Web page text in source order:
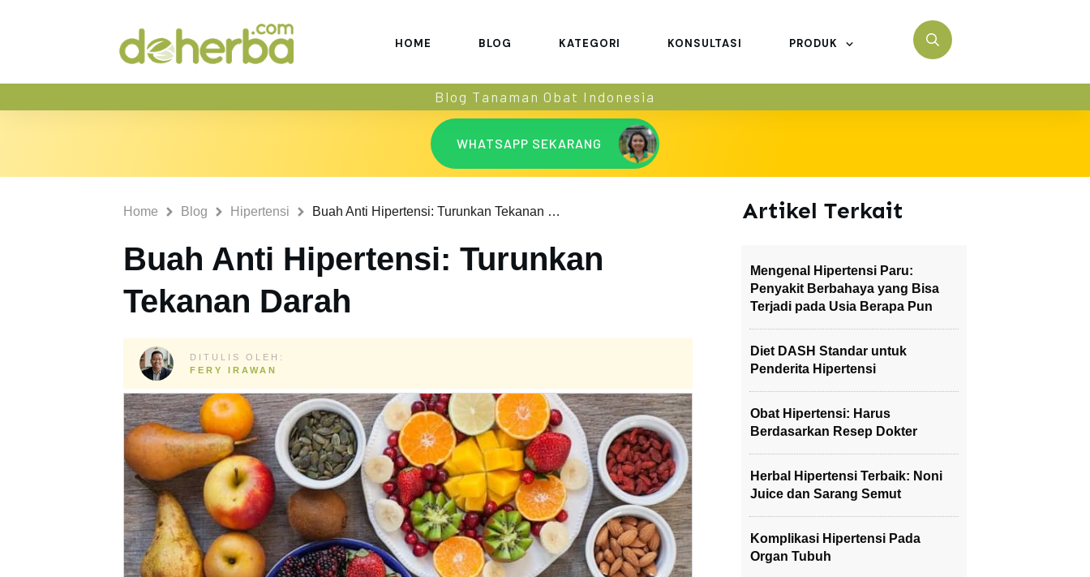
HOME BLOG KATEGORI KONSULTASI PRODUK
Blog Tanaman Obat Indonesia
WHATSAPP SEKARANG
Home Blog Hipertensi Buah Anti Hipertensi: Turunkan Tekanan Darah
Buah Anti Hipertensi: Turunkan
Tekanan Darah
DITULIS OLEH:
FERY IRAWAN
Artikel Terkait
Mengenal Hipertensi Paru:
Penyakit Berbahaya yang Bisa
Terjadi pada Usia Berapa Pun
Diet DASH Standar untuk
Penderita Hipertensi
Obat Hipertensi: Harus
Berdasarkan Resep Dokter
Herbal Hipertensi Terbaik: Noni
Juice dan Sarang Semut
Komplikasi Hipertensi Pada
Organ Tubuh